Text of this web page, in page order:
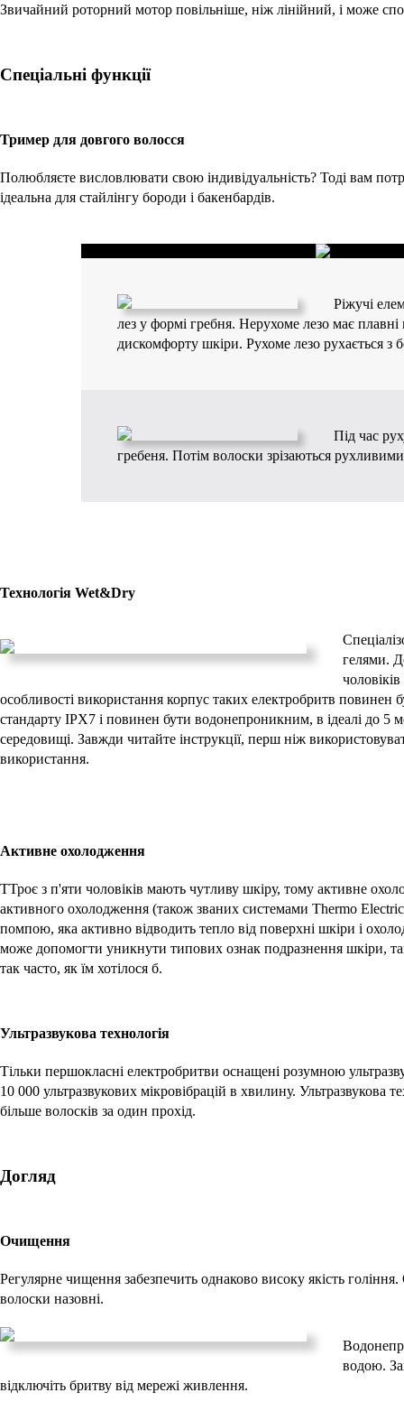
Звичайний роторний мотор повільніше, ніж лінійний, і може
Спеціальні функції
Тример для довгого волосся
Полюбляєте висловлювати свою індивідуальність? Тоді вам
ідеальна для стайлінгу бороди і бакенбардів.
Ріжучі
лез у формі гребня. Нерухоме лезо має
дискомфорту шкіри. Рухоме лезо рухається
Під час
гребеня. Потім волоски зрізаються
Технологія Wet&Dry
гелями.
особливості використання корпус таких електробритв повинен
стандарту IPX7 і повинен бути водонепроникним, в ідеалі до 5
середовищі. Завжди читайте інструкції, перш ніж
використання.
Активне охолодження
ТТроє з п'яти чоловіків мають чутливу шкіру, тому активне
активного охолодження (також званих системами Thermo
помпою, яка активно відводить тепло від поверхні шкіри і
може допомогти уникнути типових ознак подразнення шкіри,
так часто, як їм хотілося б.
Ультразвукова технологія
Тільки першокласні електробритви оснащені розумною
10 000 ультразвукових мікровібрацій в хвилину. Ультразвукова
більше волосків за один прохід.
Догляд
Очищення
Регулярне чищення забезпечить однаково високу якість
волоски назовні.
водою.
відключіть бритву від мережі живлення.